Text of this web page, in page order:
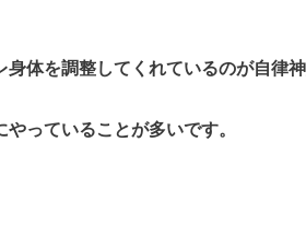
体を調整してくれているのが自律
っていることが多いです。